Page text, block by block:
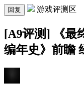
回复 游戏评测区
[A9评测] 《最
编年史》前瞻